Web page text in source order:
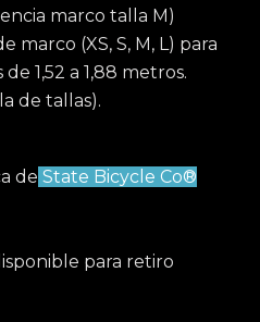
marco talla M)
marco (XS, S, M, L) para
1,52 a 1,88 metros.
de tallas).
de State Bicycle Co®
para retiro